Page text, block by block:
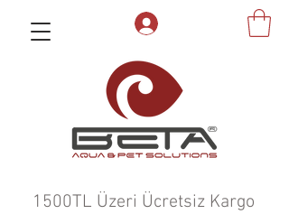
1500TL Üzeri Ücretsiz Kargo